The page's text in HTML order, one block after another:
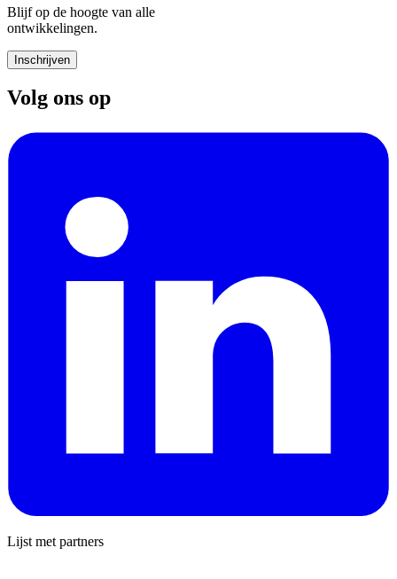
Blijf op de hoogte van alle
ontwikkelingen.
Inschrijven
Volg ons op
Lijst met partners